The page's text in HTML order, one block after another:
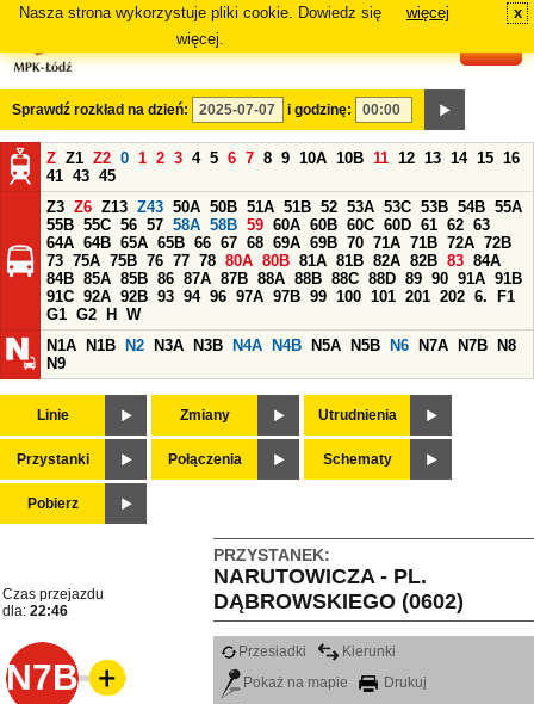
Nasza strona wykorzystuje pliki cookie. Dowiedz się
więcej.
więcej x
Sprawdź rozkład na dzień: i godzinę:
Z Z1 Z2 0 1 2 3 4 5 6 7 8 9 10A 10B 11 12 13 14 15 16
41 43 45
Z3 Z6 Z13 Z43 50A 50B 51A 51B 52 53A 53C 53B 54B 55A
55B 55C 56 57 58A 58B 59 60A 60B 60C 60D 61 62 63
64A 64B 65A 65B 66 67 68 69A 69B 70 71A 71B 72A 72B
73 75A 75B 76 77 78 80A 80B 81A 81B 82A 82B 83 84A
84B 85A 85B 86 87A 87B 88A 88B 88C 88D 89 90 91A 91B
91C 92A 92B 93 94 96 97A 97B 99 100 101 201 202 6.
F1
G1 G2 H
W
N1A
N1B N2 N3A N3B N4A N4B N5A N5B N6 N7A N7B
N8
N9
Linie Zmiany Utrudnienia
Przystanki Połączenia Schematy
Pobierz
PRZYSTANEK:
NARUTOWICZA - PL.
DĄBROWSKIEGO (0602)
Czas przejazdu
dla: 22:46
N7B
Przesiadki
Kierunki
Pokaż na mapie
Drukuj